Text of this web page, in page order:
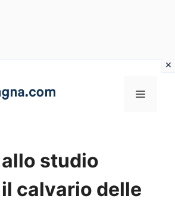
MENU
studio
calvario delle